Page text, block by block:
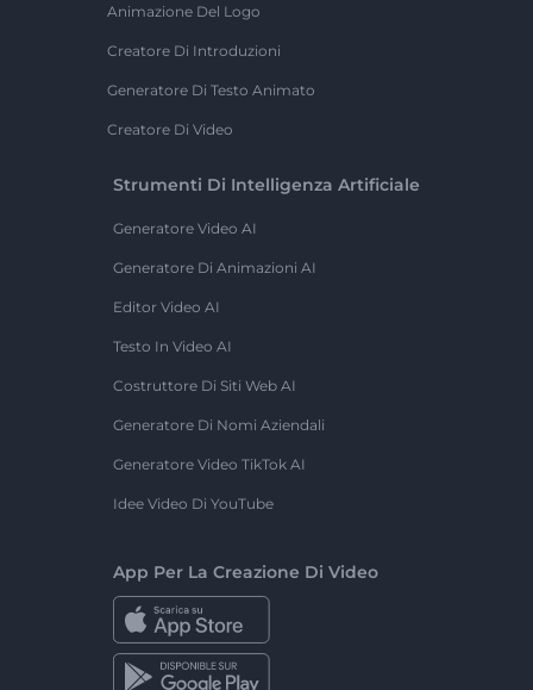
Animazione Del Logo
Creatore Di Introduzioni
Generatore Di Testo Animato
Creatore Di Video
Strumenti Di Intelligenza Artificiale
Generatore Video AI
Generatore Di Animazioni AI
Editor Video AI
Testo In Video AI
Costruttore Di Siti Web AI
Generatore Di Nomi Aziendali
Generatore Video TikTok AI
Idee Video Di YouTube
App Per La Creazione Di Video